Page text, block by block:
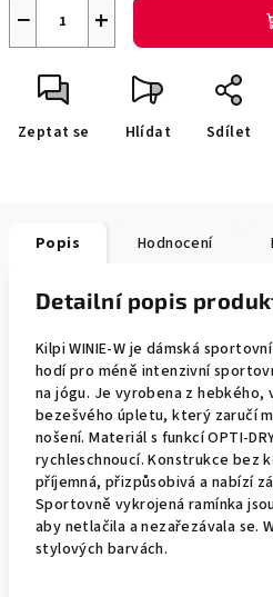
+
−
Zeptat se Hlídat Sdílet
Popis Hodnocení
Detailní popis
Kilpi WINIE-W je dámská
hodí pro méně intenzivní
na jógu. Je vyrobena z hebkého,
bezešvého úpletu, který zaručí
nošení. Materiál s funkcí OPTI-
rychleschnoucí. Konstrukce bez
příjemná, přizpůsobivá a nabízí
Sportovně vykrojená ramínka
aby netlačila a nezařezávala se.
stylových barvách.